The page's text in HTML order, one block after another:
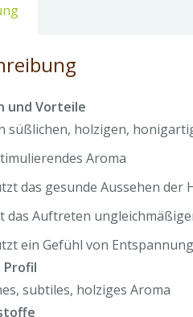
und Vorteile
süßlichen, holzigen,
Aroma
das gesunde Aussehen der
das Auftreten
ein Gefühl von
Profil
subtiles, holziges Aroma